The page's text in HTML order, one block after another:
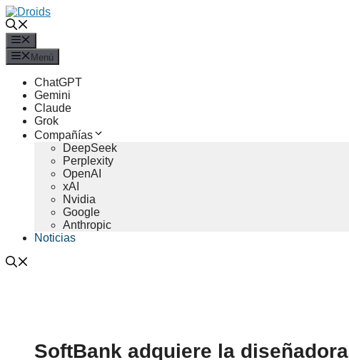
Saltar
al
contenido
Menú
ChatGPT
Gemini
Claude
Grok
Compañías
DeepSeek
Perplexity
OpenAI
xAI
Nvidia
Google
Anthropic
Noticias
SoftBank adquiere la diseñadora